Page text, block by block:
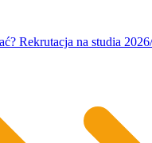
Rekrutacja na studia